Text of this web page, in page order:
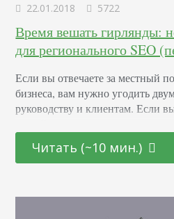
22.01.2018 5722
Время вешать гирлянды:
для регионального SEO
Если вы отвечаете за местный
бизнеса, вам нужно угодить
руководству и клиентам. Если
который мы для вас
получить максимум охвата,
Читать (~10 мин.)